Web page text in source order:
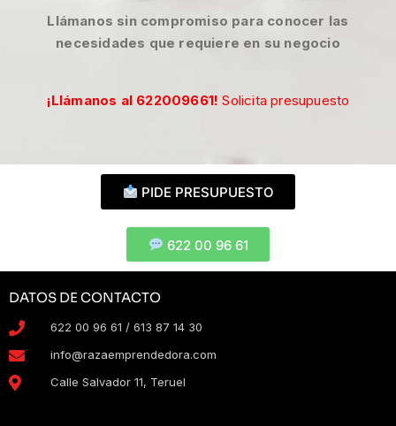
Llámanos sin compromiso para conocer las
necesidades que requiere en su negocio
¡Llámanos al 622009661! Solicita presupuesto
PIDE PRESUPUESTO
622 00 96 61
DATOS DE CONTACTO
622 00 96 61 / 613 87 14 30
info@razaemprendedora.com
Calle Salvador 11, Teruel